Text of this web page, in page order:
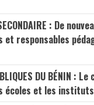
: De
et responsables
DU BÉNIN :
écoles et les